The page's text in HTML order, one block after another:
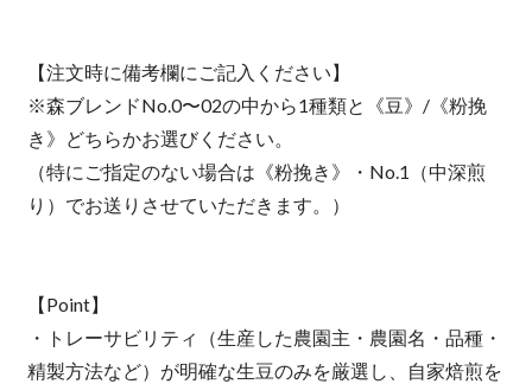
【注文時に備考欄にご記入ください】
※森ブレンドNo.0〜02の中から1種類と《豆》/《粉挽
き》どちらかお選びください。
（特にご指定のない場合は《粉挽き》・No.1（中深煎
り）でお送りさせていただきます。）
【Point】
・トレーサビリティ（生産した農園主・農園名・品種・
精製方法など）が明確な生豆のみを厳選し、自家焙煎を